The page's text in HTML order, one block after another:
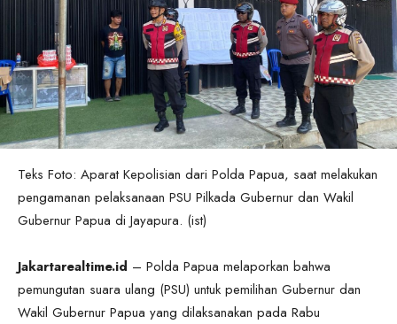
Teks Foto: Aparat Kepolisian dari Polda Papua, saat melakukan
pengamanan pelaksanaan PSU Pilkada Gubernur dan Wakil
Gubernur Papua di Jayapura. (ist)
Jakartarealtime.id – Polda Papua melaporkan bahwa
pemungutan suara ulang (PSU) untuk pemilihan Gubernur dan
Wakil Gubernur Papua yang dilaksanakan pada Rabu